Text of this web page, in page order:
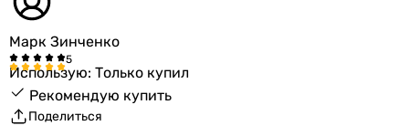
Марк Зинченко
Использую: Только купил
Рекомендую купить
Поделиться